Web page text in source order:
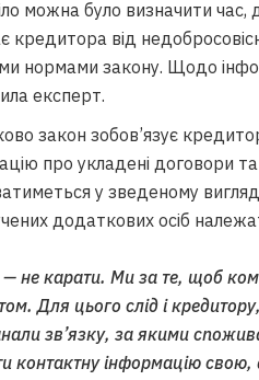
можна було визначити
кредитора від
нормами закону. Щодо
експерт.
закон зобов’язує
про укладені договори
у зведеному
додаткових осіб
не карати. Ми за те, щоб
Для цього слід і
зв’язку, за якими
контактну інформацію